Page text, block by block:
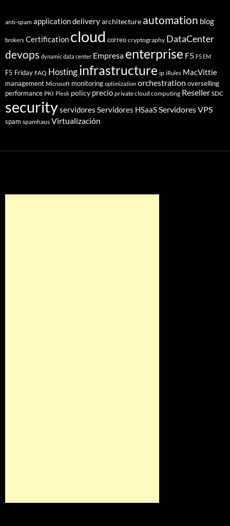
anti-spam application deliveryarchitecture automation blog
brokers Certification cloud correo cryptography DataCenter
devops dynamic data center Empresa enterprise F5 F5 EM
F5 Friday FAQ Hostinginfrastructure ip iRules MacVittie
management Microsoft monitoring optimization orchestration overselling
performance PKI Plesk policy precio private cloud computing Reseller SDC
securityservidores Servidores HSaaSServidores VPS
spam spamhaus Virtualización